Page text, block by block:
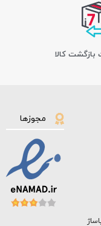
مجوزها